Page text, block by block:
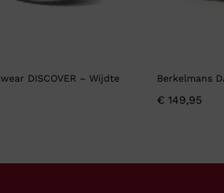
DISCOVER – Wijdte
Berkelmans
€ 149,95